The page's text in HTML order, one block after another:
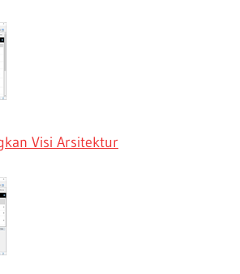
Visi Arsitektur